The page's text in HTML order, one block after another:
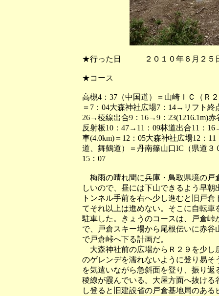
★行った日 ２０１０年６月２
★コース
高槻4：37（中国道）＝山崎ＩＣ（Ｒ
＝7：04大森神社広場7：14→リフト
26→稜線出合9：16→9：23(1216.1m)
反射板10：47→11：09林道出合11：
車(4.0km)＝12：05大森神社広場12：
道、舞鶴道）＝丹南篠山口IC（県道
15：07
梅雨の晴れ間に兵庫・鳥取県境の戸
しいので、昼には下山できるよう早
トンネル手前を右へ少し進むと旧戸
てそれ以上は進めない。そこに自転
駐車した。きょうのコースは、戸倉
で、戸倉スキー場から尾根伝いに赤谷
で戸倉峠へ下る計画だ。
大森神社前の広場からＲ２９を少し
のゲレンデを濡れないように登り易
を気遣いながら急斜面を登り、振り
稜線が霞んでいる。大屋方面へ抜け
し登ると旧建設省の戸倉基地局のあ